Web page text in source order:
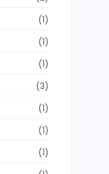
(1)
(1)
(1)
(3)
(1)
(1)
(1)